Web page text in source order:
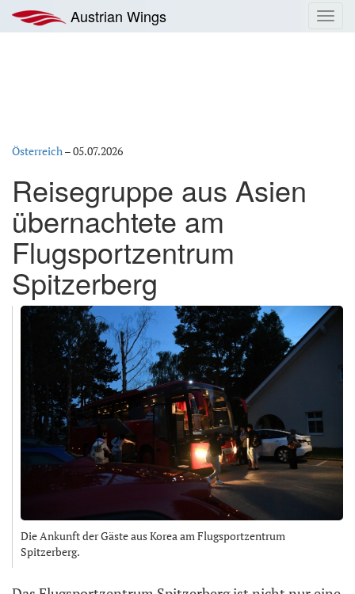
Inhalt
springen
Austrian Wings
Österreich–05.07.2026
Reisegruppe aus Asien
übernachtete am
Flugsportzentrum
Spitzerberg
Die Ankunft der Gäste aus Korea am Flugsportzentrum
Spitzerberg.